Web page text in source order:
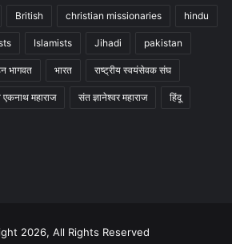
British christian missionaries hindu
Islamists Jihadi pakistan
भागवत भारत राष्ट्रीय स्वयंसेवक संघ
महाराज संत ज्ञानेश्वर महाराज हिंदू
2026, All Rights Reserved